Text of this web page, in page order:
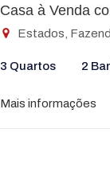
Casa à Venda
Estados,
3 Quartos 2
Mais informações